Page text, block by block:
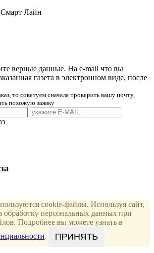
Лайн
верные данные. На e-mail что вы
газета в электронном виде, после
то советуем сначала проверить вашу почту,
похожую заявку
cookie-файлы. Используя сайт,
обработку персональных данных при
Подробнее вы можете узнать в
. ПРИНЯТЬ